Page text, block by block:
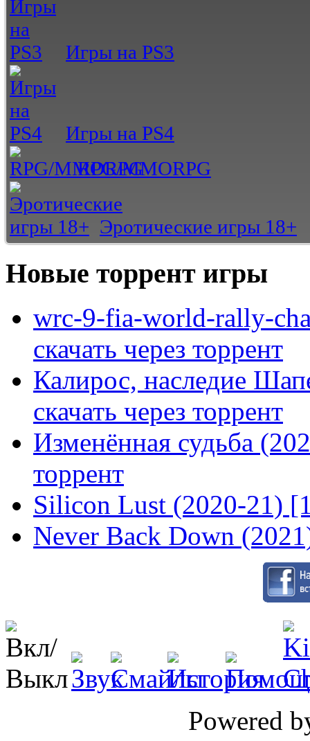
Игры на PS3
Игры на PS4
RPG/MMORPG
Эротические игры 18+
Новые торрент игры
wrc-9-fia-world-rally-
скачать через торрент
Калирос, наследие
скачать через торрент
Изменённая судьба
торрент
Silicon Lust (2020-21)
Never Back Down
Powered